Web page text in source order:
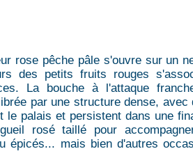
rose pêche pâle s'ouvre sur un
des petits fruits rouges
La bouche à l'attaque
par une structure dense, avec
le palais et persistent dans une
rosé taillé pour
épicés... mais bien d'autres